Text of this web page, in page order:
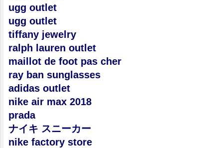
ugg outlet
ugg outlet
tiffany jewelry
ralph lauren outlet
maillot de foot pas cher
ray ban sunglasses
adidas outlet
nike air max 2018
prada
ナイキ スニーカー
nike factory store